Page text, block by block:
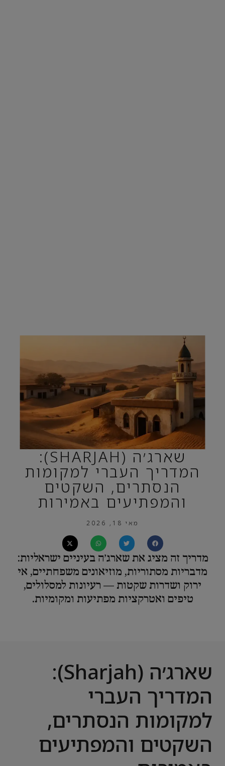
שארג׳ה (SHARJAH):
המדריך העברי למקומות
הנסתרים, השקטים
והמפתיעים באמירות
מאי 18, 2026
מדריך זה מציג את שארג׳ה בעיניים ישראליות:
מדבריות מסתוריות, מוזיאונים משפחתיים, אי
ירוק ושדרות שקטות — רעיונות למסלולים,
טיפים ואטרקציות מפתיעות ומקומיות.
שארג׳ה (Sharjah):
המדריך העברי
למקומות הנסתרים,
השקטים והמפתיעים